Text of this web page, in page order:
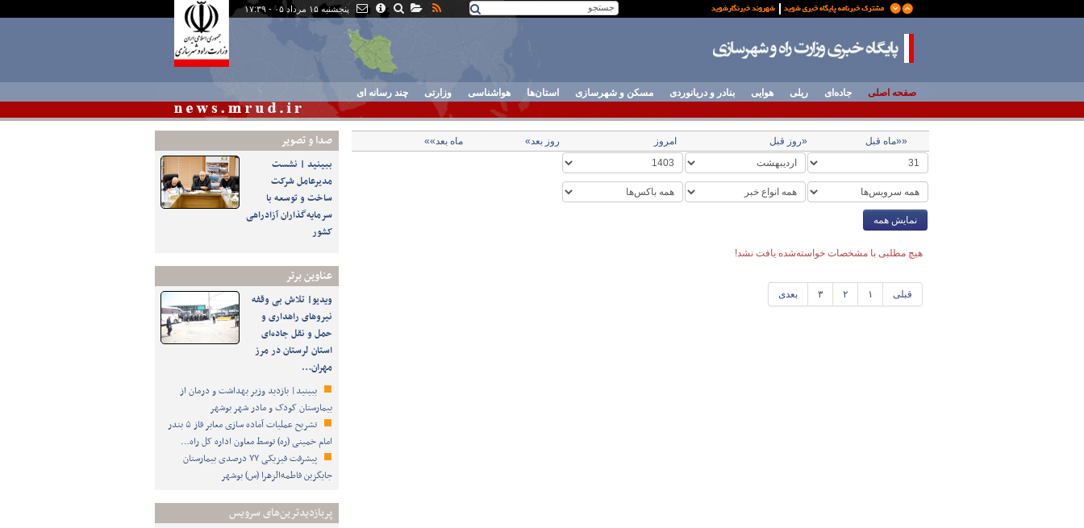
پنجشنبه ۱۵ مرداد ۰۵ - ۱۷:۳۹
صفحه اصلی جاده‌ای ریلی هوایی بنادر و دریانوردی مسکن و شهرسازی استان‌ها هواشناسی وزارتی چند رسانه ای
صدا و تصوير
ببینید | نشست
مدیرعامل شرکت
ساخت و توسعه با
سرمایه‌گذاران آزادراهی
کشور
عناوین برتر
ویدیو| تلاش بی وقفه
نیروهای راهداری و
حمل و نقل جاده‌ای
استان لرستان در مرز
مهران…
ببینید| بازدید وزیر بهداشت و درمان از
بیمارستان کودک و مادر شهر بوشهر
تشریح عملیات آماده سازی معابر فاز ۵ بندر
امام خمینی (ره) توسط معاون اداره کل راه…
پیشرفت فیزیکی ۷۷ درصدی بیمارستان
جایگزین فاطمه‌الزهرا (س) بوشهر
پربازدیدترین‌های سرویس
««ماه قبل «روز قبل امروز روز بعد» ماه بعد»»
نمایش همه
هیچ مطلبی با مشخصات خواسته‌شده یافت نشد!
قبلی ۱ ۲ ۳ بعدی